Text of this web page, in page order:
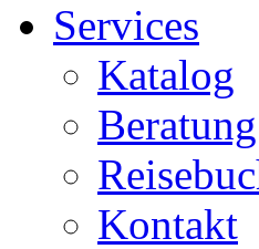
Services
Katalog
Beratung
Kontakt